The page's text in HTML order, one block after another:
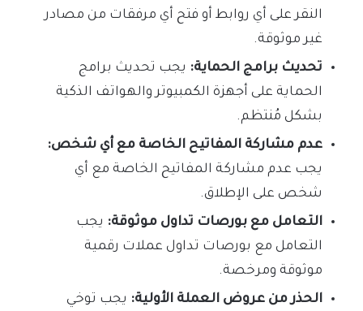
النقر على أي روابط أو فتح أي مرفقات من مصادر
غير موثوقة.
تحديث برامج الحماية: يجب تحديث برامج
الحماية على أجهزة الكمبيوتر والهواتف الذكية
بشكل مُنتظم.
عدم مشاركة المفاتيح الخاصة مع أي شخص:
يجب عدم مشاركة المفاتيح الخاصة مع أي
شخص على الإطلاق.
التعامل مع بورصات تداول موثوقة: يجب
التعامل مع بورصات تداول عملات رقمية
موثوقة ومرخصة.
الحذر من عروض العملة الأولية: يجب توخي